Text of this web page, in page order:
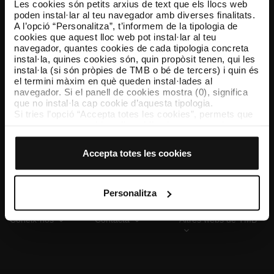
Les cookies són petits arxius de text que els llocs web
poden instal·lar al teu navegador amb diverses finalitats.
A l’opció “Personalitza”, t’informem de la tipologia de
cookies que aquest lloc web pot instal·lar al teu
navegador, quantes cookies de cada tipologia concreta
instal·la, quines cookies són, quin propòsit tenen, qui les
instal·la (si són pròpies de TMB o bé de tercers) i quin és
el termini màxim en què queden instal·lades al
navegador. Si el panell de cookies mostra (0), significa
que no instal·la cap cookie d’aquesta tipologia.
Si tries l’opció “Accepta totes les cookies”, permets que
El selector que es troba a la dreta de cada tipologia de
cookies d’aquella classe.
Un cop hagis marcat les teves preferències, has de fer
clic sobre “Selecciona i configura”. Així, s’instal·laran
només les cookies de la tipologia que hagis seleccionat
personalització, perquè permeten recordar les teves
opcions de navegació (com ara l’idioma) i milloren la teva
Accepta totes les cookies
Personalitza
TMB App
Descarrega’t TMB App i compra els teus bitllets
App Store Google Play
Coneix-nos Contacta Altres webs de TMB